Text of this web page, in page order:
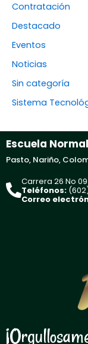
Contratación
Destacado
Eventos
Noticias
Sin categoría
Sistema
Escuela
Pasto, Nariño,
Carrera 26 No
Teléfonos:
Correo